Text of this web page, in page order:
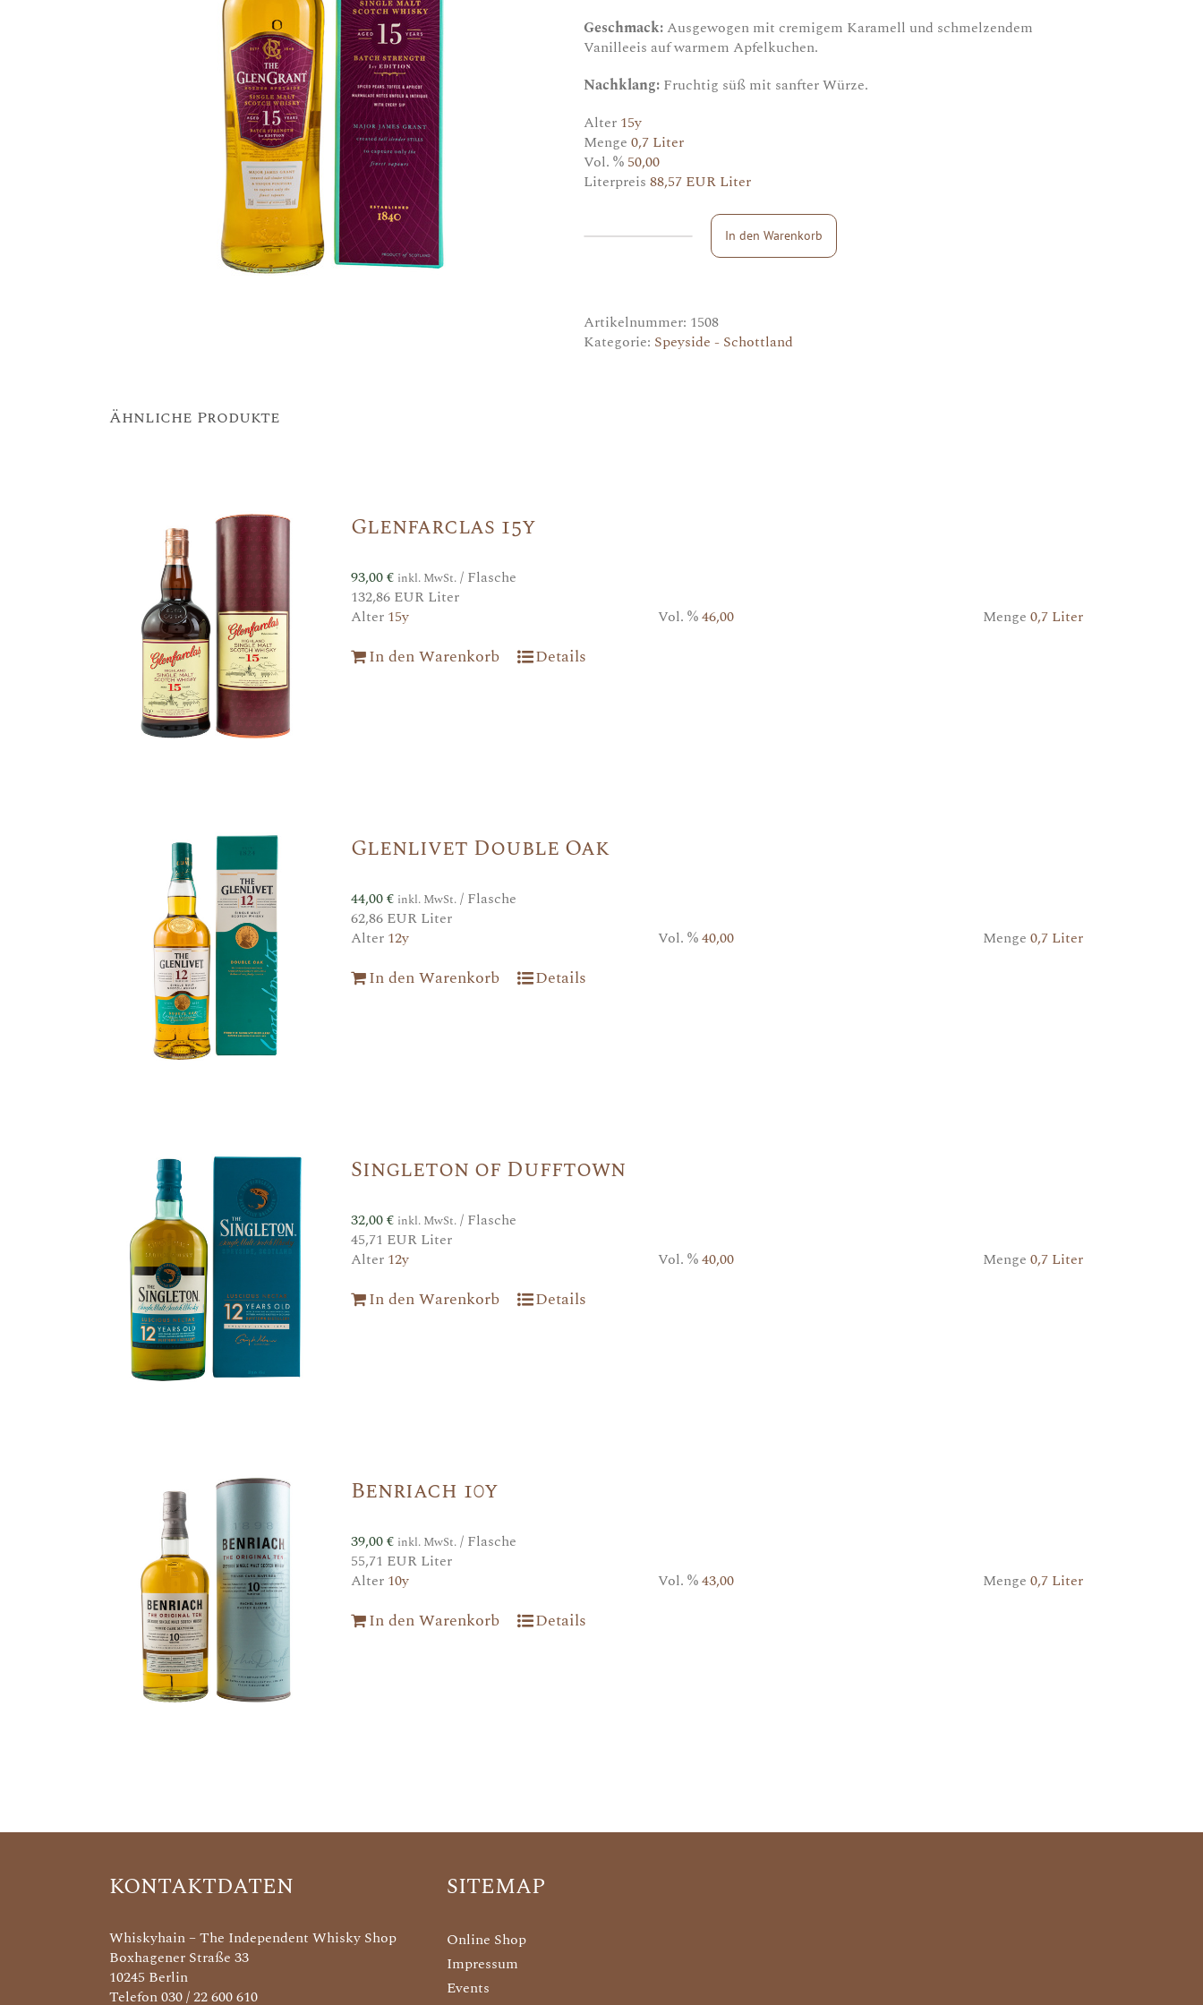
Geschmack:Ausgewogen mit cremigem Karamell und schmelzendem
Vanilleeis auf warmem Apfelkuchen.
Nachklang: Fruchtig süß mit sanfter Würze.
Alter 15y
Menge 0,7 Liter
Vol. % 50,00
Literpreis 88,57 EUR Liter
Glen
In den Warenkorb
Artikelnummer: 1508
Kategorie: Speyside - Schottland
Ähnliche Produkte
Glenfarclas 15y
93,00€ inkl. MwSt./ Flasche
132,86 EUR Liter
Alter 15y Vol. %46,00 Menge 0,7 Liter
In den Warenkorb Details
Glenlivet Double Oak
44,00€ inkl. MwSt./ Flasche
62,86 EUR Liter
Alter 12y Vol. %40,00 Menge 0,7 Liter
In den Warenkorb Details
Singleton of Dufftown
32,00€ inkl. MwSt./ Flasche
45,71 EUR Liter
Alter 12y Vol. %40,00 Menge 0,7 Liter
In den Warenkorb Details
Benriach 10y
39,00€ inkl. MwSt./ Flasche
55,71 EUR Liter
Alter 10y Vol. %43,00 Menge 0,7 Liter
In den Warenkorb Details
KONTAKTDATEN
Whiskyhain – The Independent Whisky Shop
Boxhagener Straße 33
10245 Berlin
Telefon 030 / 22 600 610
SITEMAP
Online Shop
Impressum
Events